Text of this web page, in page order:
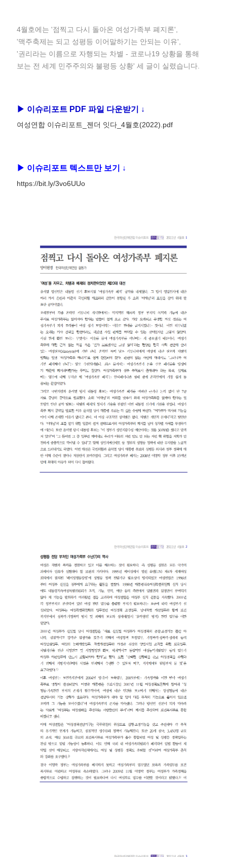
4월호에는 '점찍고 다시 돌아온 여성가족부 폐지론',
'맥주축제는 되고 성평등 이어말하기는 안되는 이유',
'권리라는 이름으로 자행되는 차별 - 코로나19 상황을 통해
보는 전 세계 민주주의와 불평등 상황' 세 글이 실렸습니다.
▶ 이슈리포트 PDF 파일 다운받기 ↓
여성연합 이슈리포트_젠더 잇다_4월호(2022).pdf
▶ 이슈리포트 텍스트만 보기 ↓
https://bit.ly/3vo6UUo